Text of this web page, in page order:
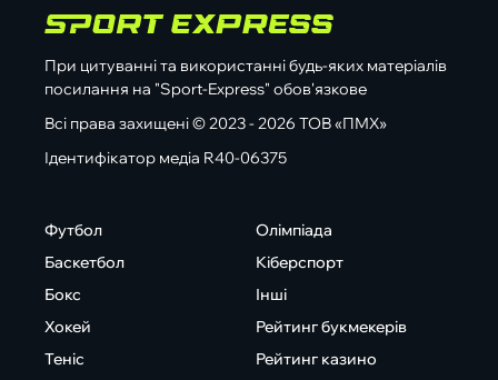
При цитуванні та використанні будь-яких матеріалів
посилання на "Sport-Express" обов'язкове
Всі права захищені © 2023 - 2026 ТОВ «ПМХ»
Ідентифікатор медіа R40-06375
Футбол
Баскетбол
Бокс
Хокей
Теніс
Олімпіада
Кіберспорт
Інші
Рейтинг букмекерів
Рейтинг казино